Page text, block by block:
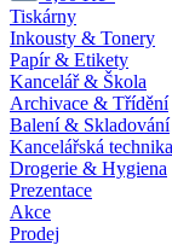
Tiskárny
Inkousty & Tonery
Papír & Etikety
Kancelář & Škola
Archivace & Třídění
Balení & Skladování
Kancelářská
Drogerie & Hygiena
Prezentace
Akce
Prodej